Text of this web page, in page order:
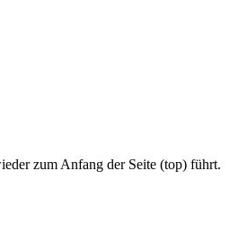
zum Anfang der Seite (top) führt.